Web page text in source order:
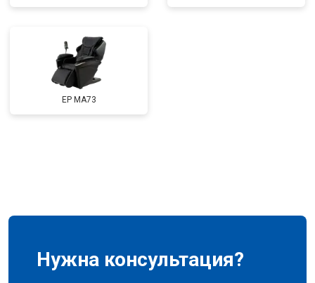
Ремонт сканера от 4800 ₽ Заказать
Ремонт купюроприемника
Замена сетевого трансформатора
Ремонт микро-лифта
EP MA73
Нужна консультация?